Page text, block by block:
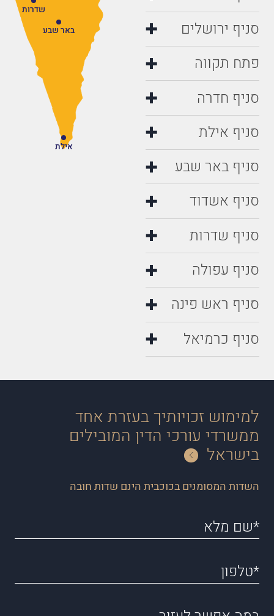
סניף ירושלים
פתח תקווה
סניף חדרה
סניף אילת
סניף באר שבע
סניף אשדוד
סניף שדרות
סניף עפולה
סניף ראש פינה
סניף כרמיאל
אילת
באר שבע
שדרות
למימוש זכויותיך בעזרת אחד
ממשרדי עורכי הדין המובילים
בישראל
השדות המסומנים בכוכבית הינם שדות חובה